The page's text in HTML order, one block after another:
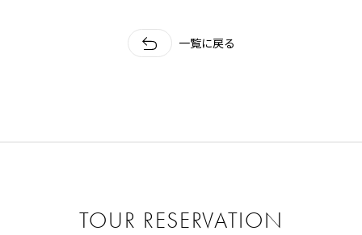
一覧に戻る
TOUR RESERVATION